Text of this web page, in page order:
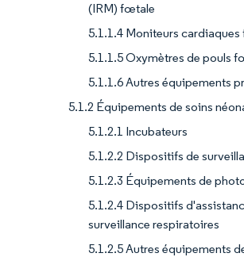
(IRM) fœtale
5.1.1.4 Moniteurs
5.1.1.5 Oxymètres de pouls
5.1.1.6 Autres équipements
5.1.2 Équipements de soins
5.1.2.1 Incubateurs
5.1.2.2 Dispositifs de
5.1.2.3 Équipements de
5.1.2.4 Dispositifs
surveillance respiratoires
5.1.2.5 Autres équipements